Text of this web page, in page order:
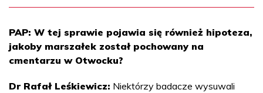
PAP: W tej sprawie pojawia się również hipoteza,
jakoby marszałek został pochowany na
cmentarzu w Otwocku?
Dr Rafał Leśkiewicz: Niektórzy badacze wysuwali